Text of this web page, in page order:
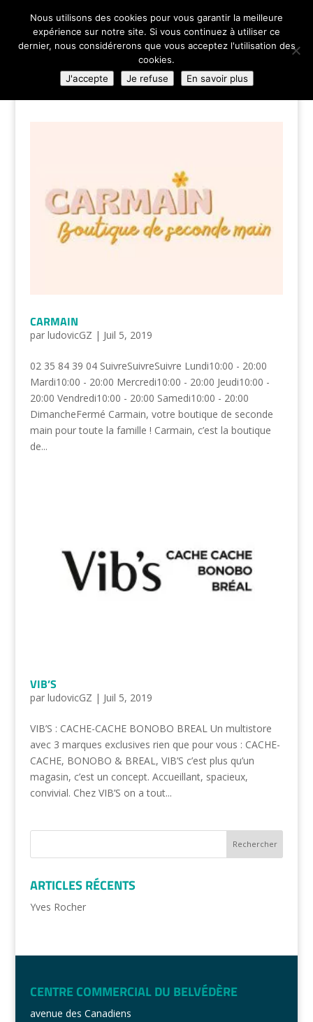
02 35 84 83 00
CARMAIN
par ludovicGZ | Juil 5, 2019
02 35 84 39 04 SuivreSuivreSuivre Lundi10:00 - 20:00
Mardi10:00 - 20:00 Mercredi10:00 - 20:00 Jeudi10:00 -
20:00 Vendredi10:00 - 20:00 Samedi10:00 - 20:00
DimancheFermé Carmain, votre boutique de seconde
main pour toute la famille ! Carmain, c’est la boutique
de...
VIB’S
par ludovicGZ | Juil 5, 2019
VIB’S : CACHE-CACHE BONOBO BREAL Un multistore
avec 3 marques exclusives rien que pour vous : CACHE-
CACHE, BONOBO & BREAL, VIB’S c’est plus qu’un
magasin, c’est un concept. Accueillant, spacieux,
convivial. Chez VIB’S on a tout...
ARTICLES RÉCENTS
Yves Rocher
CENTRE COMMERCIAL DU BELVÉDÈRE
avenue des Canadiens
Nous utilisons des cookies pour vous garantir la meilleure
expérience sur notre site. Si vous continuez à utiliser ce
dernier, nous considérerons que vous acceptez l'utilisation des
cookies.
J'accepte
Je refuse En savoir plus